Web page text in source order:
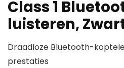
Class 1
luisteren,
Draadloze Bluetooth-
prestaties